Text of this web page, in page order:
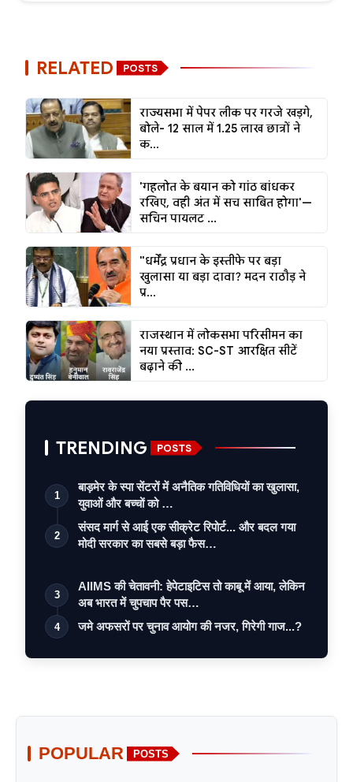
RELATED POSTS
राज्यसभा में पेपर लीक पर गरजे खड़गे,
बोले- 12 साल में 1.25 लाख छात्रों ने
क...
'गहलोत के बयान को गांठ बांधकर
रखिए, वही अंत में सच साबित होगा'—
सचिन पायलट ...
"धर्मेंद्र प्रधान के इस्तीफे पर बड़ा
खुलासा या बड़ा दावा? मदन राठौड़ ने
प्र...
राजस्थान में लोकसभा परिसीमन का
नया प्रस्ताव: SC-ST आरक्षित सीटें
बढ़ाने की ...
TRENDING POSTS
1
बाड़मेर के स्पा सेंटरों में अनैतिक गतिविधियों का खुलासा,
युवाओं और बच्चों को …
2
संसद मार्ग से आई एक सीक्रेट रिपोर्ट... और बदल गया
मोदी सरकार का सबसे बड़ा फैस…
3
AIIMS की चेतावनी: हेपेटाइटिस तो काबू में आया, लेकिन
अब भारत में चुपचाप पैर पस…
4 जमे अफसरों पर चुनाव आयोग की नजर, गिरेगी गाज...?
POPULAR POSTS